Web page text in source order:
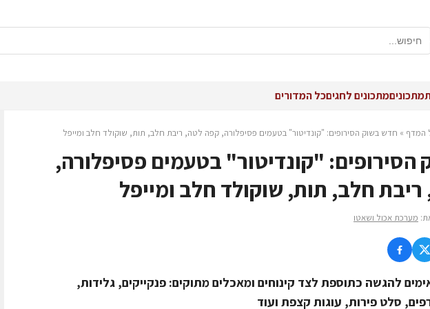
מתכוניםמתכונים לחגיםכל המדורים
המדף » חדש בשוק הסירופים: "קונדיטור" בטעמים פסיפלורה, קפה לטה, ריבת חלב, תות, שוקולד חלב ומייפל
"קונדיטור" בטעמים פסיפלורה,
חלב, תות, שוקולד חלב ומייפל
מערכת אכול ושאטו
להגשה כתוספת לצד קינוחים ומאכלים מתוקים: פנקייקים, גלידות,
סלט פירות, עוגות קצפת ועוד